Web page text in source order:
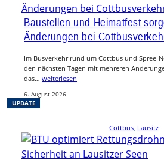
UPDATE
Baustellen und Heimatfest
Änderungen bei
Im Busverkehr rund um Cottbus und Spree-
den nächsten Tagen mit mehreren
das… weiterlesen
6. August 2026
Cottbus, Lausitz